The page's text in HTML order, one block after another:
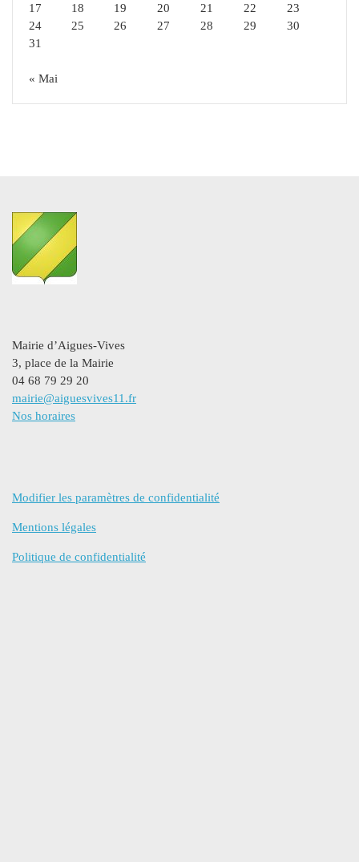
17
18 19 20 21 22
23
24
25 26 27 28 29
30
31
« Mai
Mairie d’Aigues-Vives
3, place de la Mairie
04 68 79 29 20
mairie@aiguesvives11.fr
Nos horaires
Modifier les paramètres de confidentialité
Mentions légales
Politique de confidentialité